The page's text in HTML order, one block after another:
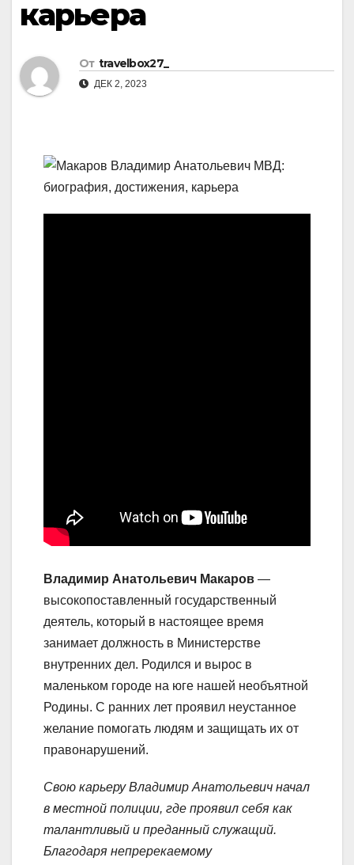
карьера
От travelbox27_
ДЕК 2, 2023
Владимир Анатольевич Макаров —
высокопоставленный государственный
деятель, который в настоящее время
занимает должность в Министерстве
внутренних дел. Родился и вырос в
маленьком городе на юге нашей необъятной
Родины. С ранних лет проявил неустанное
желание помогать людям и защищать их от
правонарушений.
Свою карьеру Владимир Анатольевич начал
в местной полиции, где проявил себя как
талантливый и преданный служащий.
Благодаря непререкаемому